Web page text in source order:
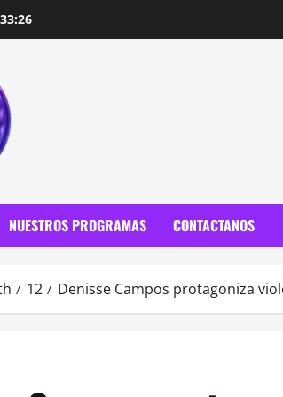
NUESTROS PROGRAMAS CONTACTANOS
12 Denisse Campos protagoniza